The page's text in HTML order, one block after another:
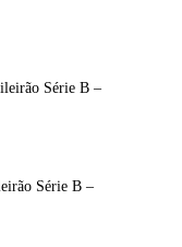
Série B –
Série B –